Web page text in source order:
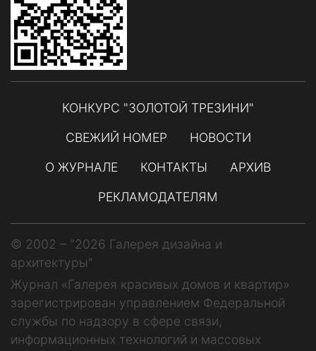
КОНКУРС "ЗОЛОТОЙ ТРЕЗИНИ"
СВЕЖИЙ НОМЕР
НОВОСТИ
О ЖУРНАЛЕ
КОНТАКТЫ
АРХИВ
РЕКЛАМОДАТЕЛЯМ
© 2002 – "2026 Галерея дизайна и
архитектуры"
Журнал «Галерея красивых домов и квартир»
зарегистрирован управлением Федеральной
службы по надзору в сфере связи,
информационных технологий и массовых